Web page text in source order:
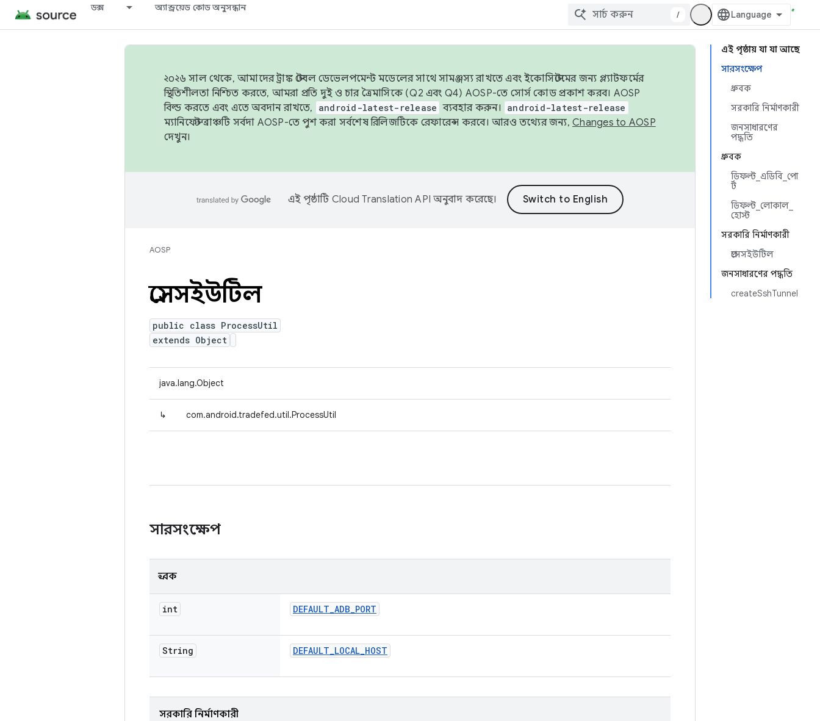
ডক্স অ্যান্ড্রয়েড কোড অনুসন্ধান
/
এই পৃষ্ঠায় যা যা আছে
সারসংক্ষেপ
ধ্রুবক
সরকারি নির্মাণকারী
জনসাধারণের
পদ্ধতি
ধ্রুবক
ডিফল্ট_এডিবি_পো
র্ট
ডিফল্ট_লোকাল_
হোস্ট
সরকারি নির্মাণকারী
প্রসেসইউটিল
জনসাধারণের পদ্ধতি
createSshTunnel
২০২৬ সাল থেকে, আমাদের ট্রাঙ্ক স্টেবল ডেভেলপমেন্ট মডেলের সাথে সামঞ্জস্য রাখতে এবং ইকোসিস্টেমের জন্য প্ল্যাটফর্মের
স্থিতিশীলতা নিশ্চিত করতে, আমরা প্রতি দুই ও চার ত্রৈমাসিকে (Q2 এবং Q4) AOSP-তে সোর্স কোড প্রকাশ করব। AOSP
বিল্ড করতে এবং এতে অবদান রাখতে,
android-latest-release ব্যবহার করুন। android-latest-release
ম্যানিফেস্ট ব্রাঞ্চটি সর্বদা AOSP-তে পুশ করা সর্বশেষ রিলিজটিকে রেফারেন্স করবে। আরও তথ্যের জন্য, Changes to AOSP
দেখুন।
এই পৃষ্ঠাটি Cloud Translation API অনুবাদ করেছে।
AOSP
প্রসেসইউটিল
public class ProcessUtil
extends Object
java.lang.Object
↳ com.android.tradefed.util.ProcessUtil
সারসংক্ষেপ
ধ্রুবক
int DEFAULT_ADB_PORT
String DEFAULT_LOCAL_HOST
সরকারি নির্মাণকারী